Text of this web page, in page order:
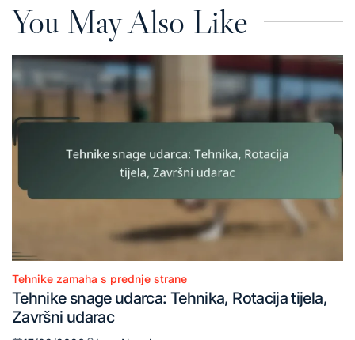
You May Also Like
Posted
in
Tehnike zamaha s prednje strane
Tehnike snage udarca: Tehnika, Rotacija tijela,
Završni udarac